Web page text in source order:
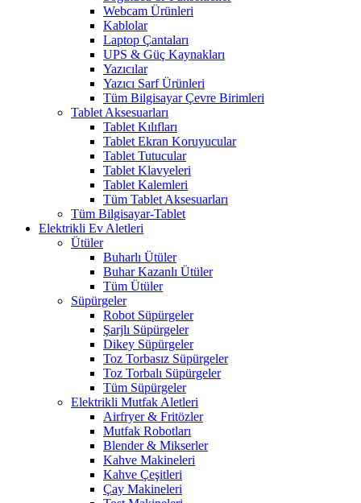
Webcam Ürünleri
Kablolar
Laptop Çantaları
UPS & Güç Kaynakları
Yazıcılar
Yazıcı Sarf Ürünleri
Tüm Bilgisayar Çevre Birimleri
Tablet Aksesuarları
Tablet Kılıfları
Tablet Ekran Koruyucular
Tablet Tutucular
Tablet Klavyeleri
Tablet Kalemleri
Tüm Tablet Aksesuarları
Tüm Bilgisayar-Tablet
Elektrikli Ev Aletleri
Ütüler
Buharlı Ütüler
Buhar Kazanlı Ütüler
Tüm Ütüler
Süpürgeler
Robot Süpürgeler
Şarjlı Süpürgeler
Dikey Süpürgeler
Toz Torbasız Süpürgeler
Toz Torbalı Süpürgeler
Tüm Süpürgeler
Elektrikli Mutfak Aletleri
Airfryer & Fritözler
Mutfak Robotları
Blender & Mikserler
Kahve Makineleri
Kahve Çeşitleri
Çay Makineleri